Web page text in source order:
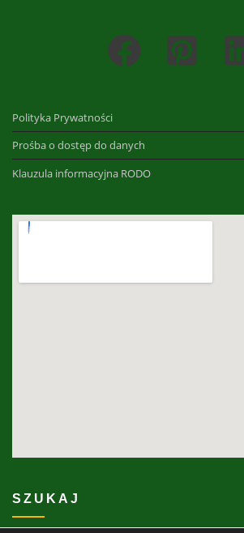
Polityka Prywatności
Prośba o dostęp do danych
Klauzula informacyjna RODO
SZUKAJ